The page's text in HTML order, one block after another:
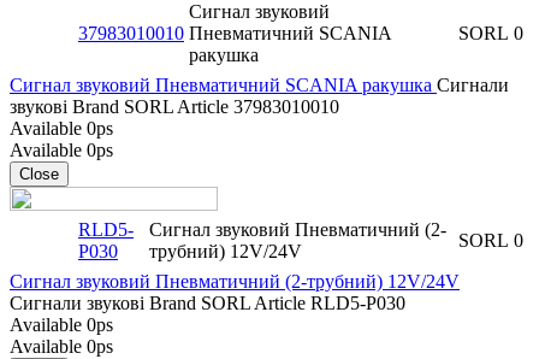
37983010010
Сигнал звуковий
Пневматичний SCANIA
ракушка
SORL 0
Сигнал звуковий Пневматичний SCANIA ракушка Сигнали
звукові Brand SORL Article 37983010010
Available 0ps
Available 0ps
Close
RLD5-
P030
Сигнал звуковий Пневматичний (2-
трубний) 12V/24V
SORL 0
Сигнал звуковий Пневматичний (2-трубний) 12V/24V
Сигнали звукові Brand SORL Article RLD5-P030
Available 0ps
Available 0ps